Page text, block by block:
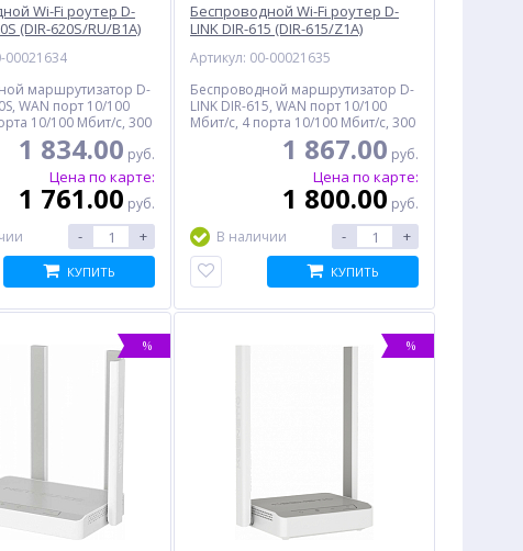
Wi-Fi роутер D-
(DIR-620S/RU/B1A)
00021634
маршрутизатор D-
WAN порт 10/100
10/100 Мбит/с, 300
1 порт USB 2.0
1 834.00 руб.
Цена по карте:
1 761.00 руб.
- +
КУПИТЬ
Беспроводной Wi-Fi роутер D-
LINK DIR-615 (DIR-615/Z1A)
Артикул: 00-00021635
Беспроводной маршрутизатор D-
LINK DIR-615, WAN порт 10/100
Мбит/с, 4 порта 10/100 Мбит/с, 300
1 867.00 руб.
Цена по карте:
1 800.00 руб.
В наличии
- +
КУПИТЬ
% %